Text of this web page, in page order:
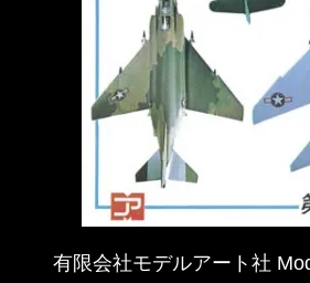
有限会社モデルアート社